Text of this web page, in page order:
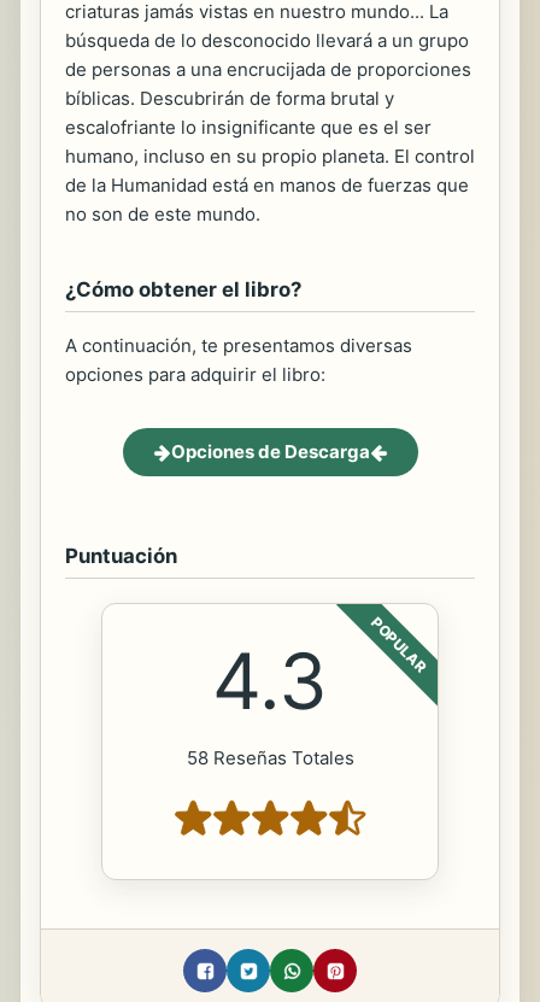
criaturas jamás vistas en nuestro mundo... La
búsqueda de lo desconocido llevará a un grupo
de personas a una encrucijada de proporciones
bíblicas. Descubrirán de forma brutal y
escalofriante lo insignificante que es el ser
humano, incluso en su propio planeta. El control
de la Humanidad está en manos de fuerzas que
no son de este mundo.
¿Cómo obtener el libro?
A continuación, te presentamos diversas
opciones para adquirir el libro:
Opciones de Descarga
Puntuación
POPULAR
4.3
58 Reseñas Totales